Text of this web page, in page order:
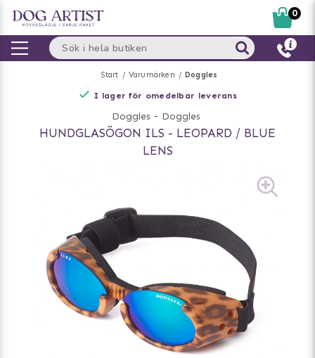
Start Varumärken Doggles
I lager för omedelbar leverans
Doggles - Doggles
HUNDGLASÖGON ILS - LEOPARD / BLUE
LENS
0